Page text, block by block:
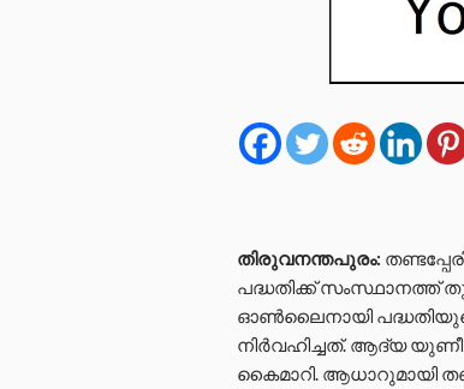
തിരുവനന്തപുരം:
പദ്ധതിക്ക് സംസ്ഥാനത്ത്
ഓൺലൈനായി
നിർവഹിച്ചത്. ആദ്യ
കൈമാറി. ആധാറുമായി